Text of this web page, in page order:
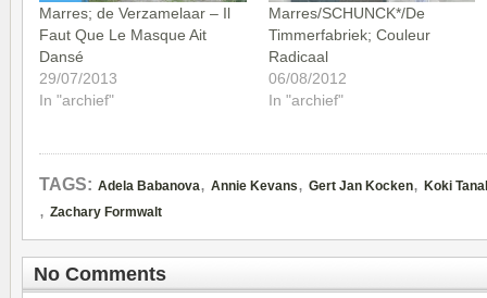
Marres; de Verzamelaar – Il
Faut Que Le Masque Ait
Dansé
29/07/2013
In "archief"
Marres/SCHUNCK*/De
Timmerfabriek; Couleur
Radicaal
06/08/2012
In "archief"
TAGS: Adela Babanova, Annie Kevans, Gert Jan Kocken, Koki
, Zachary Formwalt
No Comments